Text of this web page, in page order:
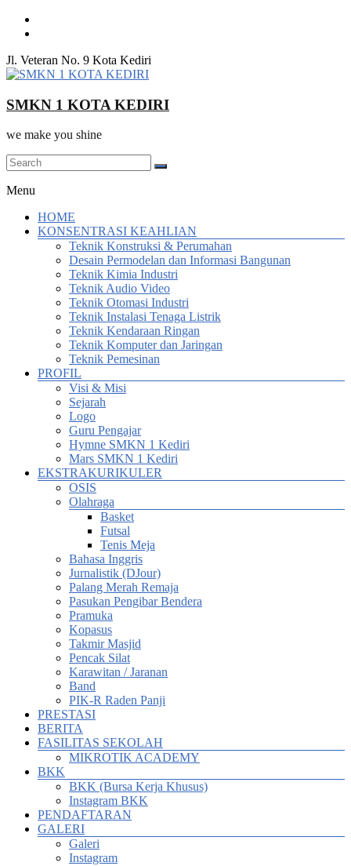
Skip
Jl. Veteran No. 9 Kota Kediri
SMKN 1 KOTA KEDIRI
we make you shine
Menu
HOME
KONSENTRASI KEAHLIAN
Teknik Konstruksi & Perumahan
Desain Permodelan dan Informasi Bangunan
Teknik Kimia Industri
Teknik Audio Video
Teknik Otomasi Industri
Teknik Instalasi Tenaga Listrik
Teknik Kendaraan Ringan
Teknik Komputer dan Jaringan
Teknik Pemesinan
PROFIL
Visi & Misi
Sejarah
Logo
Guru Pengajar
Hymne SMKN 1 Kediri
Mars SMKN 1 Kediri
EKSTRAKURIKULER
OSIS
Olahraga
Basket
Futsal
Tenis Meja
Bahasa Inggris
Jurnalistik (DJour)
Palang Merah Remaja
Pasukan Pengibar Bendera
Pramuka
Kopasus
Takmir Masjid
Pencak Silat
Karawitan / Jaranan
Band
PIK-R Raden Panji
PRESTASI
BERITA
FASILITAS SEKOLAH
MIKROTIK ACADEMY
BKK
BKK (Bursa Kerja Khusus)
Instagram BKK
PENDAFTARAN
GALERI
Galeri
Instagram